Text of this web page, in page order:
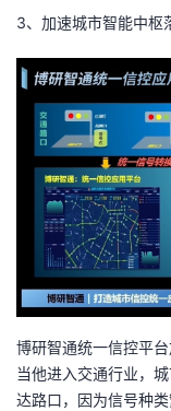
3、加速城市智能中枢
博研智通统一信控平
当他进入交通行业，
达路口，因为信号种